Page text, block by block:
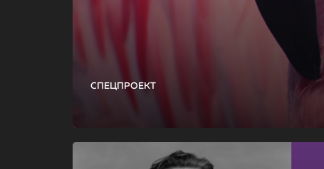
СПЕЦПРОЕКТ